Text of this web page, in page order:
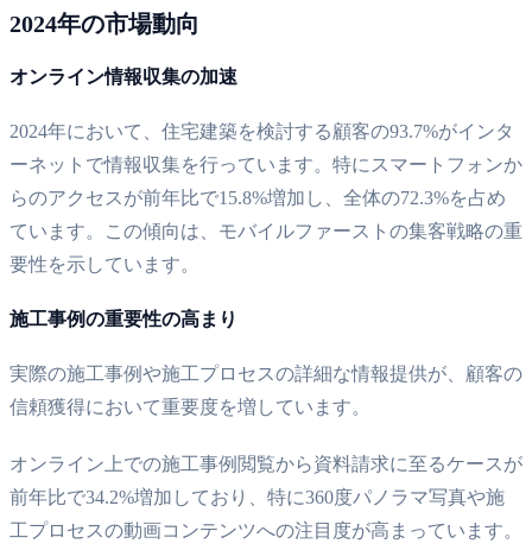
2024年の市場動向
オンライン情報収集の加速
2024年において、住宅建築を検討する顧客の93.7%がインタ
ーネットで情報収集を行っています。特にスマートフォンか
らのアクセスが前年比で15.8%増加し、全体の72.3%を占め
ています。この傾向は、モバイルファーストの集客戦略の重
要性を示しています。
施工事例の重要性の高まり
実際の施工事例や施工プロセスの詳細な情報提供が、顧客の
信頼獲得において重要度を増しています。
オンライン上での施工事例閲覧から資料請求に至るケースが
前年比で34.2%増加しており、特に360度パノラマ写真や施
工プロセスの動画コンテンツへの注目度が高まっています。